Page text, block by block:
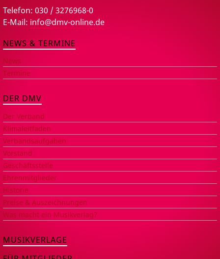
Telefon: 030 / 3276968-0
E-Mail: info@dmv-online.de
NEWS & TERMINE
News
Termine
DER DMV
Der Verband
Klimaleitfaden
Verbandsaufgaben
Vorstand
Geschäftsstelle
Ehrenmitglieder
Historie
Preise & Auszeichnungen
Was macht ein Musikverlag?
MUSIKVERLAGE